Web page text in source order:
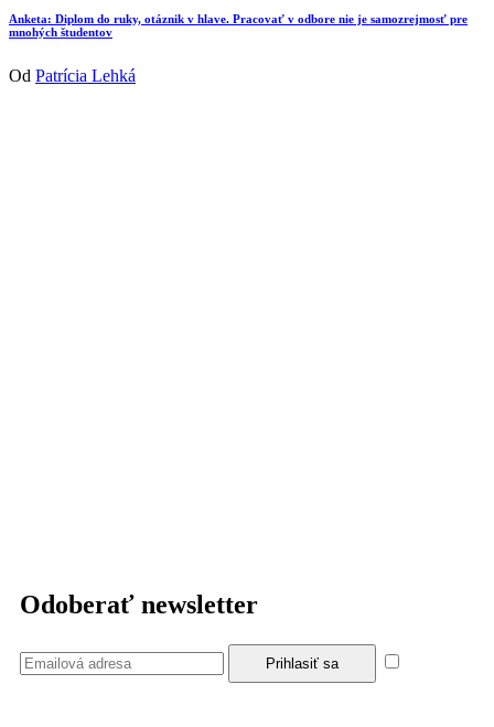
Anketa: Diplom do ruky, otáznik v hlave. Pracovať v odbore nie je samozrejmosť pre
mnohých študentov
Od Patrícia Lehká
Odoberať newsletter